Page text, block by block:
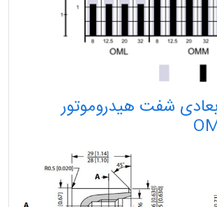
شفت هیدروموتور